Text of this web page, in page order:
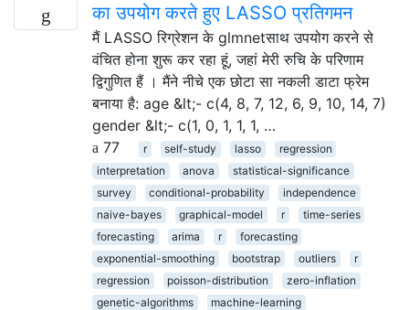
का उपयोग करते हुए LASSO प्रतिगमन
मैं LASSO रिग्रेशन के glmnetसाथ उपयोग करने से
वंचित होना शुरू कर रहा हूं, जहां मेरी रुचि के परिणाम
द्विगुणित हैं । मैंने नीचे एक छोटा सा नकली डाटा फ्रेम
बनाया है: age &lt;- c(4, 8, 7, 12, 6, 9, 10, 14, 7)
gender &lt;- c(1, 0, 1, 1, 1, …
77
r self-study lasso
regression
interpretation
anova
statistical-significance
survey
conditional-probability
independence
naive-bayes
graphical-model r
time-series
forecasting
arima r
forecasting
exponential-smoothing
bootstrap outliers
r
regression
poisson-distribution
zero-inflation
genetic-algorithms
machine-learning